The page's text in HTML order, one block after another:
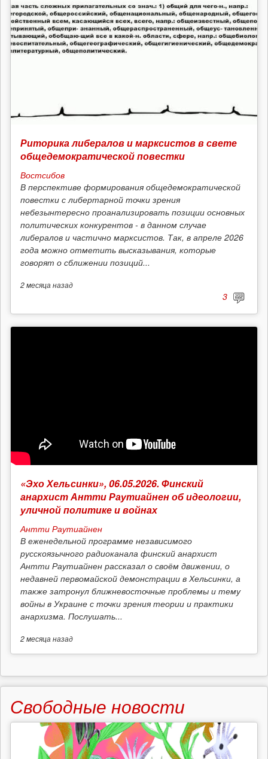
Риторика либералов и марксистов в свете
общедемократической повестки
Востсибов
В перспективе формирования общедемократической
повестки с либертарной точки зрения
небезынтересно проанализировать позиции основных
политических конкурентов - в данном случае
либералов и частично марксистов. Так, в апреле 2026
года можно отметить высказывания, которые
говорят о сближении позиций...
2 месяцаназад
3
«Эхо Хельсинки», 06.05.2026. Финский
анархист Антти Раутиайнен об идеологии,
уличной политике и войнах
Антти Раутиайнен
В еженедельной программе независимого
русскоязычного радиоканала финский анархист
Антти Раутиайнен рассказал о своём движении, о
недавней первомайской демонстрации в Хельсинки, а
также затронул ближневосточные проблемы и тему
войны в Украине с точки зрения теории и практики
анархизма. Послушать...
2 месяцаназад
Свободные новости